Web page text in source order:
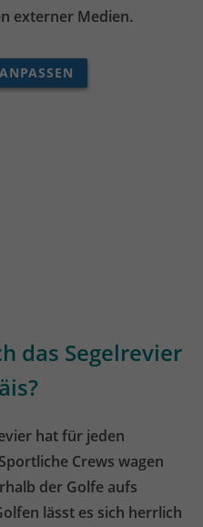
externer Medien.
das Segelrevier
hat für jeden
Crews wagen
der Golfe aufs
lässt es sich herrlich